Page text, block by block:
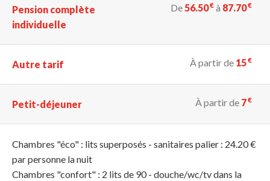
Pension complète
individuelle
De56.50€ à 87.70€
Autre tarif À partir de 15€
Petit-déjeuner À partir de 7€
Chambres "éco" : lits superposés - sanitaires palier : 24.20 €
par personne la nuit
Chambres "confort" : 2 lits de 90 - douche/wc/tv dans la